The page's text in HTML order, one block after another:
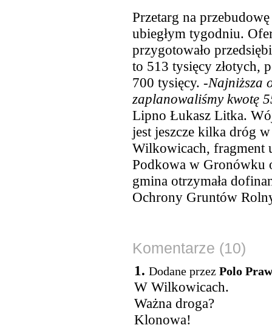
Przetarg na
ubiegłym tygodniu.
przygotowało
to 513 tysięcy złotych,
700 tysięcy. -Najniższa
zaplanowaliśmy kwotę
Lipno Łukasz Litka.
jest jeszcze kilka dróg
Wilkowicach, fragment
Podkowa w Gronówku
gmina otrzymała
Ochrony Gruntów
Komentarze (10)
1. Dodane przez Polo
W Wilkowicach.
Ważna droga?
Klonowa!